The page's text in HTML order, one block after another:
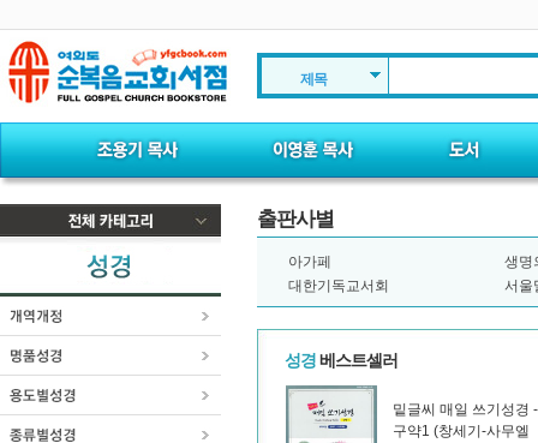
제목
출판사별
아가페
생명
대한기독교서회
서울
성경 베스트셀러
밑글씨 매일 쓰기성경 -
구약1 (창세기-사무엘